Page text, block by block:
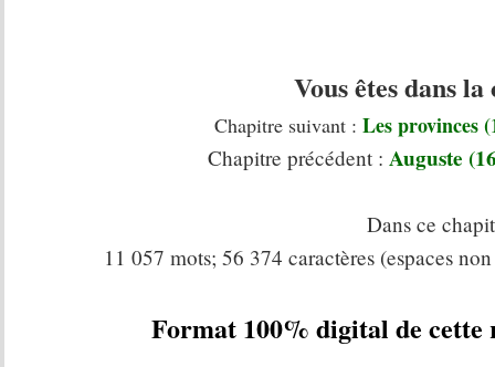
Vous êtes dans
Chapitre suivant : Les provinces
Chapitre précédent : Auguste
Dans ce
11 057 mots; 56 374 caractères (espaces
Format 100% digital de